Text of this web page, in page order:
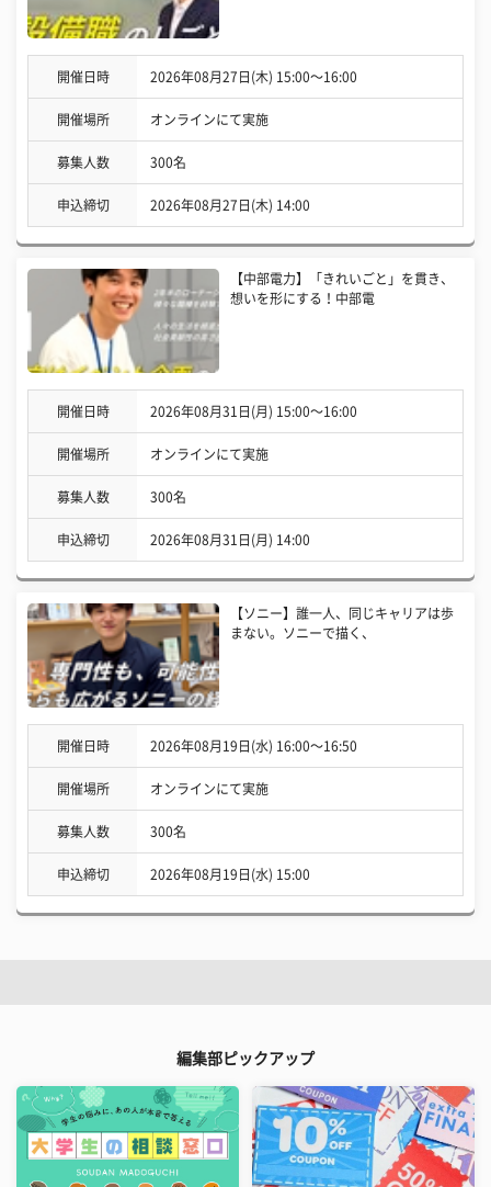
開催日時 2026年08月27日(木) 15:00〜16:00
開催場所 オンラインにて実施
募集人数 300名
申込締切 2026年08月27日(木) 14:00
【中部電力】「きれいごと」を貫き、
想いを形にする！中部電
開催日時 2026年08月31日(月) 15:00〜16:00
開催場所 オンラインにて実施
募集人数 300名
申込締切 2026年08月31日(月) 14:00
【ソニー】誰一人、同じキャリアは歩
まない。ソニーで描く、
開催日時 2026年08月19日(水) 16:00〜16:50
開催場所 オンラインにて実施
募集人数 300名
申込締切 2026年08月19日(水) 15:00
編集部ピックアップ